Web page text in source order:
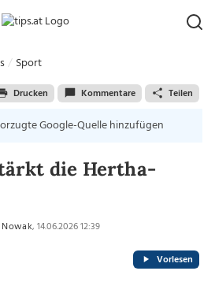
Sport
Drucken Kommentare Teilen
Google-Quelle hinzufügen
die Hertha-
, 14.06.2026 12:39
Vorlesen